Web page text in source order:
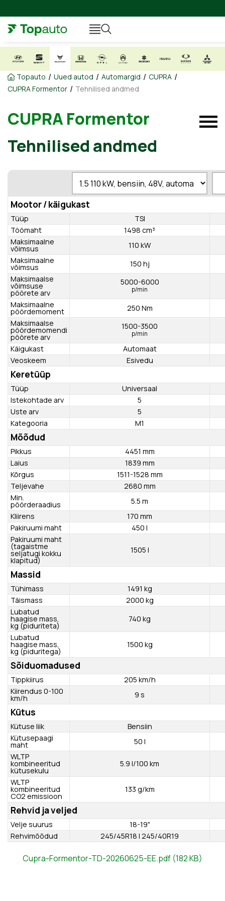
Topauto / Uued autod / Automargid / CUPRA /
CUPRA Formentor / Tehnilised andmed
CUPRA Formentor
Tehnilised andmed
Mootor / käigukast
Tüüp TSI
Töömaht 1498 cm³
Maksimaalne
võimsus 110 kW
Maksimaalne
võimsus 150 hj
Maksimaalse
võimsuse
pöörete arv
5000-6000
Maksimaalne
pöördemoment
250 Nm
Maksimaalse
pöördemomendi
pöörete arv
1500-3500
Käigukast
Automaat
Veoskeem
Esivedu
Keretüüp
Tüüp
Universaal
Istekohtade arv
5
Uste arv
5
Kategooria
M1
Mõõdud
Pikkus 4451 mm
Laius
1839 mm
Kõrgus
1511-1528 mm
Teljevahe
Min.
pöörderaadius
Kliirens
Pakiruumi maht
450 l
Pakiruumi maht
(tagaistme
seljatugi kokku
klapitud)
Massid
Tühimass
Täismass
Lubatud
haagise mass,
kg (piduriteta)
740 kg
Lubatud
haagise mass,
kg (piduritega)
Sõiduomadused
Tippkiirus
Kiirendus 0-100
km/h
Kütus
Kütuse liik
Kütusepaagi
maht
50 l
WLTP
kütusekulu
Cupra-Formentor-TD-20260625-EE.pdf (182 KB)